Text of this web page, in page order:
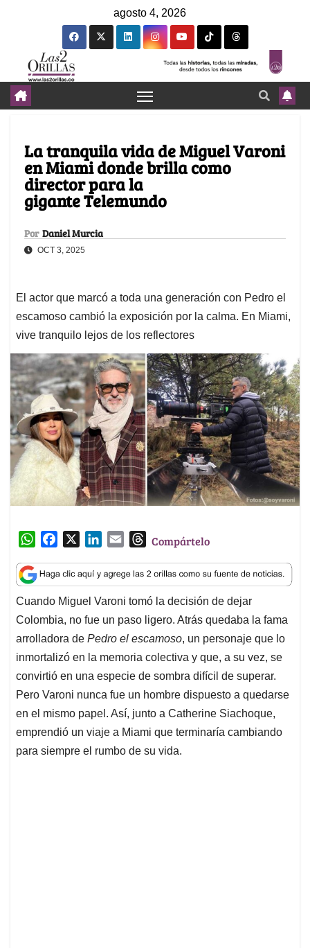
agosto 4, 2026
La tranquila vida de Miguel Varoni
en Miami donde brilla como
director para la
gigante Telemundo
Por Daniel Murcia
OCT 3, 2025
El actor que marcó a toda una generación con Pedro el
escamoso cambió la exposición por la calma. En Miami,
vive tranquilo lejos de los reflectores
W
a
t
s
A
p
p
c
e
b
o
o
k
n
k
e
d
I
n
a
i
l
T
r
e
a
d
s
Compártelo
Cuando Miguel Varoni tomó la decisión de dejar
Colombia, no fue un paso ligero. Atrás quedaba la fama
arrolladora de Pedro el escamoso, un personaje que lo
inmortalizó en la memoria colectiva y que, a su vez, se
convirtió en una especie de sombra difícil de superar.
Pero Varoni nunca fue un hombre dispuesto a quedarse
en el mismo papel. Así, junto a Catherine Siachoque,
emprendió un viaje a Miami que terminaría cambiando
para siempre el rumbo de su vida.